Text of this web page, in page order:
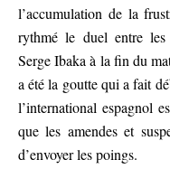
l’accumulation de la
rythmé le duel entre
Serge Ibaka à la fin du
a été la goutte qui a fait
l’international espagnol
que les amendes et
d’envoyer les poings.